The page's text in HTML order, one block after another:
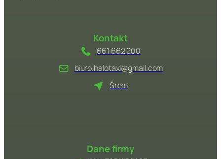
Kontakt
661 662 200
biuro.halotaxi@gmail.com
Śrem
Dane firmy